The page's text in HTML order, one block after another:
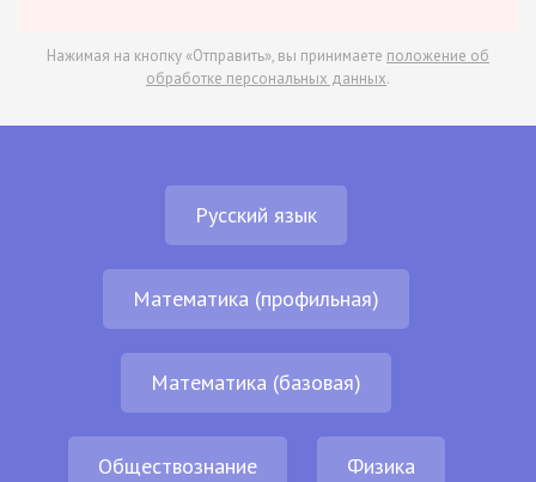
Нажимая на кнопку «Отправить», вы принимаете положение об
обработке персональных данных.
Русский язык
Математика (профильная)
Математика (базовая)
Обществознание Физика